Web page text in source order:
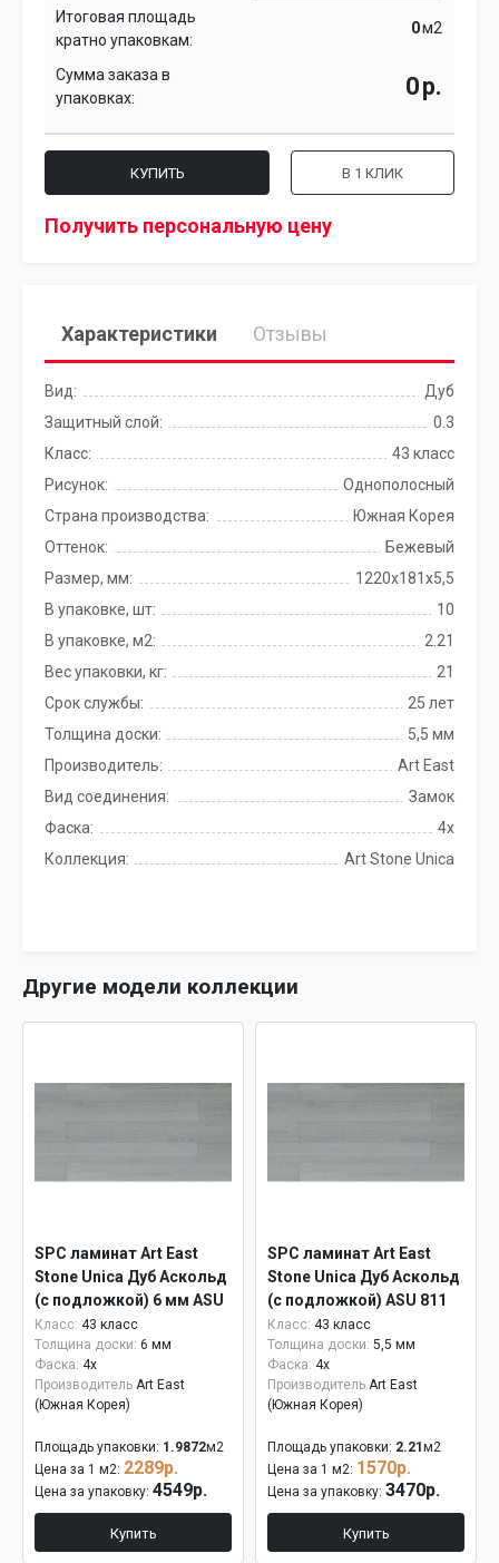
Итоговая площадь
кратно упаковкам:
м2
Сумма заказа в
упаковках:
р.
КУПИТЬ В 1 КЛИК
Получить персональную цену
Характеристики Отзывы
Вид:
Дуб
Защитный слой:
0.3
Класс:
43 класс
Рисунок:
Однополосный
Страна производства:
Южная Корея
Оттенок:
Бежевый
Размер, мм:
1220х181х5,5
В упаковке, шт:
10
В упаковке, м2:
2.21
Вес упаковки, кг:
21
Срок службы:
25 лет
Толщина доски:
5,5 мм
Производитель:
Art East
Вид соединения:
Замок
Фаска:
4x
Коллекция:
Art Stone Unica
Другие модели коллекции
SPC ламинат Art East
Stone Unica Дуб Аскольд
(с подложкой) 6 мм ASU
811
Класс: 43 класс
Толщина доски: 6 мм
Фаска: 4x
Производитель Art East
(Южная Корея)
Площадь упаковки: 1.9872м2
Цена за 1 м2: 2289р.
Цена за упаковку: 4549р.
Купить
SPC ламинат Art East
Stone Unica Дуб Аскольд
(с подложкой) ASU 811
Класс: 43 класс
Толщина доски: 5,5 мм
Фаска: 4x
Производитель Art East
(Южная Корея)
Площадь упаковки: 2.21 м2
Цена за 1 м2: 1570р.
Цена за упаковку: 3470р.
Купить